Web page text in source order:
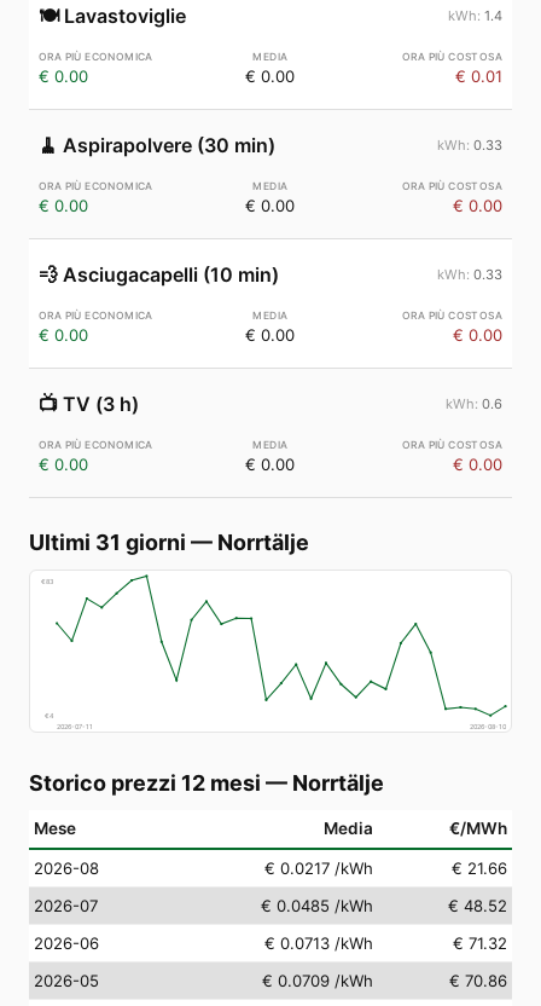
🍽️ Lavastoviglie 1.4
€ 0.00 € 0.00 € 0.01
🧹 Aspirapolvere (30 min) 0.33
€ 0.00 € 0.00 € 0.00
💨 Asciugacapelli (10 min) 0.33
€ 0.00 € 0.00 € 0.00
📺 TV (3 h) 0.6
€ 0.00 € 0.00 € 0.00
Ultimi 31 giorni — Norrtälje
€83
€4
2026-07-11
2026-08-10
Storico prezzi 12 mesi — Norrtälje
Mese Media €/MWh
2026-08 € 0.0217 /kWh
€ 21.66
2026-07
€ 0.0485 /kWh
€ 48.52
2026-06
€ 0.0713 /kWh
€ 71.32
2026-05
€ 0.0709 /kWh
€ 70.86